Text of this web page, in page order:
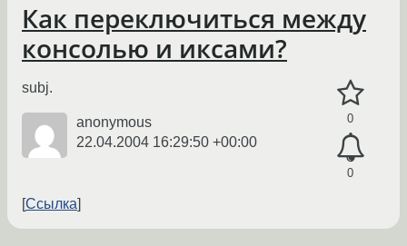
Как переключиться между
консолью и иксами?
0
0
subj.
anonymous
22.04.2004 16:29:50 +00:00
Ссылка